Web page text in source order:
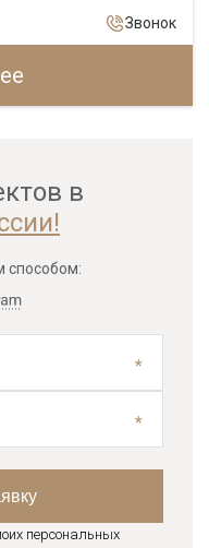
Звонок
в
способом:
персональных